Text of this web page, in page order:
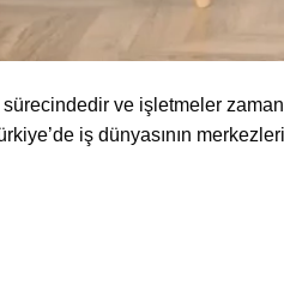
ve işletmeler
iş dünyasının